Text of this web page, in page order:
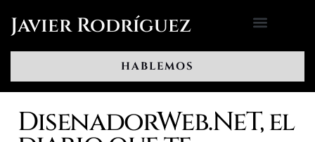
Javier Rodríguez
HABLEMOS
DisenadorWeb.NeT, el